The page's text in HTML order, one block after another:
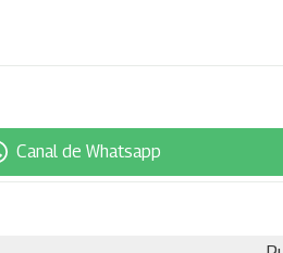
Canal de Whatsapp